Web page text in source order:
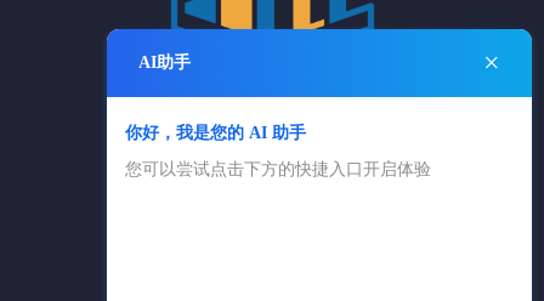
电话：025-84869361
AI助手 ×
你好，我是您的 AI 助手
您可以尝试点击下方的快捷入口开启体验